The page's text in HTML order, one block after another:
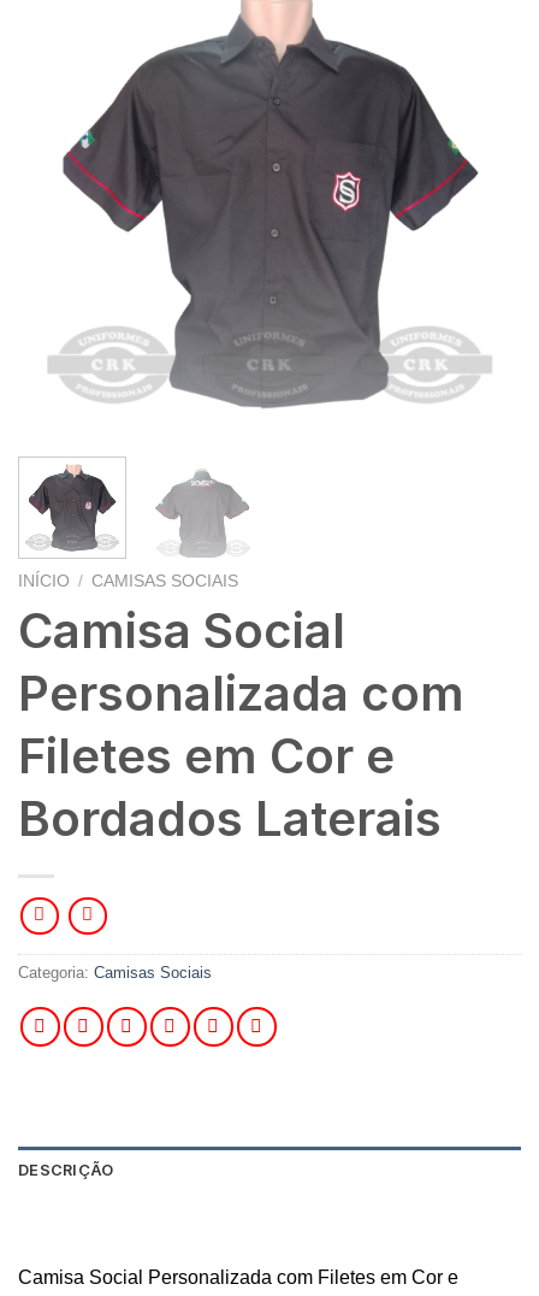
INÍCIO / CAMISAS SOCIAIS
Camisa Social
Personalizada com
Filetes em Cor e
Bordados Laterais
Categoria: Camisas Sociais
DESCRIÇÃO
Camisa Social Personalizada com Filetes em Cor e